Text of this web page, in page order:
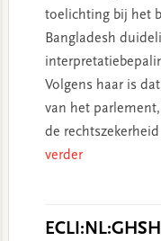
toelichting bij het
Bangladesh
Volgens haar is
van het
de
verder